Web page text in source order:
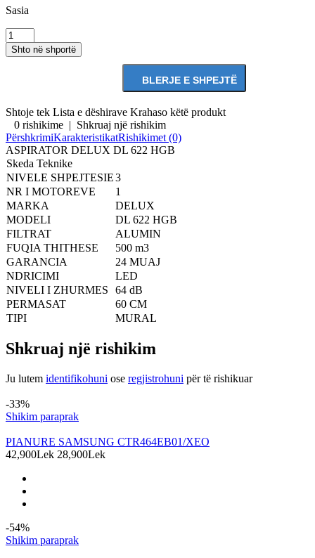
Sasia
Shtoje tek Lista e dëshirave Krahaso këtë produkt
0 rishikime | Shkruaj një rishikim
PërshkrimiKarakteristikatRishikimet (0)
ASPIRATOR DELUX DL 622 HGB
Skeda Teknike
NIVELE SHPEJTESIE3
NR I MOTOREVE
1
MARKA
DELUX
MODELI
DL 622 HGB
FILTRAT
ALUMIN
FUQIA THITHESE
500 m3
GARANCIA
24 MUAJ
NDRICIMI
LED
NIVELI I ZHURMES
64 dB
PERMASAT
60 CM
TIPI
MURAL
Shkruaj një rishikim
Ju lutem identifikohuni ose regjistrohuni për të rishikuar
-33%
Shikim paraprak
PIANURE SAMSUNG CTR464EB01/XEO
42,900Lek 28,900Lek
-54%
Shikim paraprak